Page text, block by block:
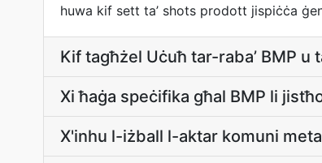
huwa kif sett ta’ shots prodott jispiċċa
Kif tagħżel Uċuħ tar-raba’ BMP u
Xi ħaġa speċifika għal BMP li
X'inhu l-iżball l-aktar komuni